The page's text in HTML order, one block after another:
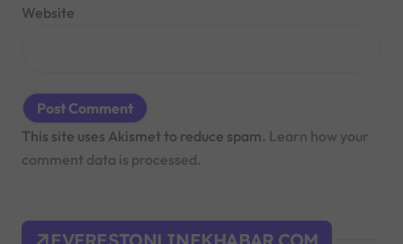
Website
This site uses Akismet to reduce spam. Learn how your
comment data is processed.